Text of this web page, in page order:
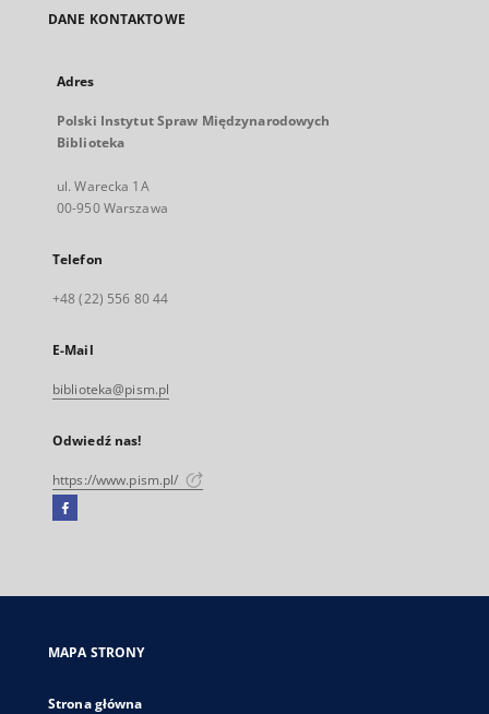
DANE KONTAKTOWE
Adres
Polski Instytut Spraw Międzynarodowych
Biblioteka
ul. Warecka 1A
00-950 Warszawa
Telefon
+48 (22) 556 80 44
E-Mail
biblioteka@pism.pl
Odwiedź nas!
https://www.pism.pl/
Facebook
się
karcie
MAPA STRONY
Strona główna